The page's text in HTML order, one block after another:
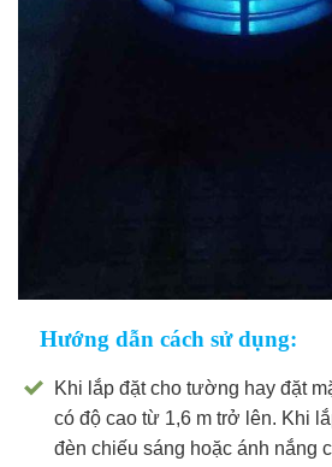
Hướng dẫn cách sử dụng:
Khi lắp đặt cho tường hay đặt
có độ cao từ 1,6 m trở lên. Khi
đèn chiếu sáng hoặc ánh nắng